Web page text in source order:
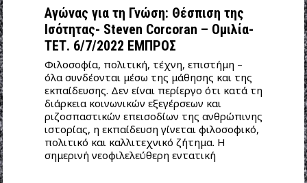
Αγώνας για τη Γνώση: Θέσπιση της
Ισότητας- Steven Corcoran – Ομιλία-
ΤΕΤ. 6/7/2022 ΕΜΠΡΟΣ
Φιλοσοφία, πολιτική, τέχνη, επιστήμη –
όλα συνδέονται μέσω της μάθησης και της
εκπαίδευσης. Δεν είναι περίεργο ότι κατά τη
διάρκεια κοινωνικών εξεγέρσεων και
ριζοσπαστικών επεισοδίων της ανθρώπινης
ιστορίας, η εκπαίδευση γίνεται φιλοσοφικό,
πολιτικό και καλλιτεχνικό ζήτημα. Η
σημερινή νεοφιλελεύθερη εντατική